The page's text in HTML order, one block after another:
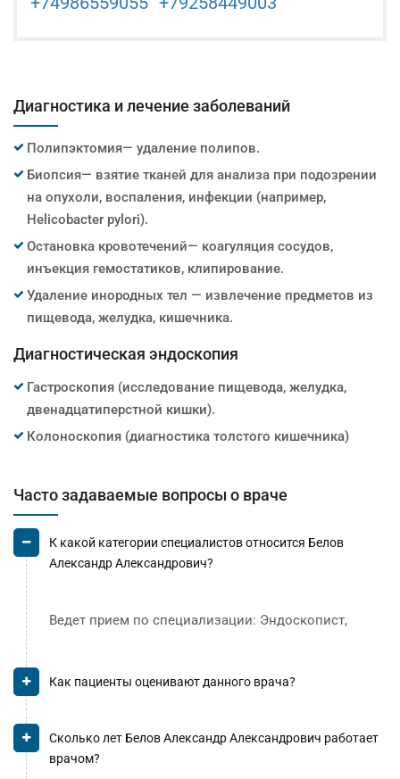
Диагностика и лечение заболеваний
Полипэктомия— удаление полипов.
Биопсия— взятие тканей для анализа при подозрении
на опухоли, воспаления, инфекции (например,
Helicobacter pylori).
Остановка кровотечений— коагуляция сосудов,
инъекция гемостатиков, клипирование.
Удаление инородных тел — извлечение предметов из
пищевода, желудка, кишечника.
Диагностическая эндоскопия
Гастроскопия (исследование пищевода, желудка,
двенадцатиперстной кишки).
Колоноскопия (диагностика толстого кишечника)
Часто задаваемые вопросы о враче
К какой категории специалистов относится Белов
Александр Александрович?
Ведет прием по специализации: Эндоскопист,
Как пациенты оценивают данного врача?
Сколько лет Белов Александр Александрович работает
врачом?